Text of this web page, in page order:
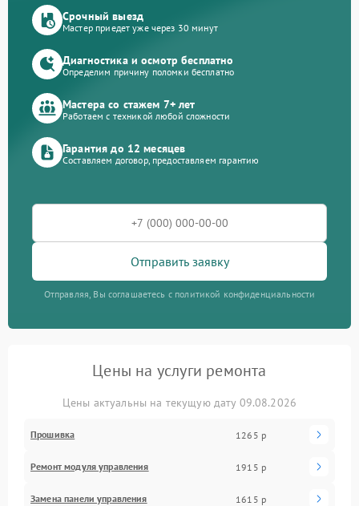
Срочный выезд
Мастер приедет уже через 30 минут
Диагностика и осмотр бесплатно
Определим причину поломки бесплатно
Мастера со стажем 7+ лет
Работаем с техникой любой сложности
Гарантия до 12 месяцев
Составляем договор, предоставляем гарантию
Отправить заявку
Отправляя, Вы соглашаетесь с политикой конфиденциальности
Цены на услуги ремонта
Цены актуальны на текущую дату 09.08.2026
Прошивка 1265 р
Ремонт модуля управления 1915 р
Замена панели управления 1615 р